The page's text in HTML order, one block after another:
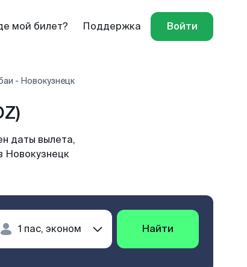
мой билет? Поддержка Войти
- Новокузнецк
даты вылета,
Новокузнецк
Найти